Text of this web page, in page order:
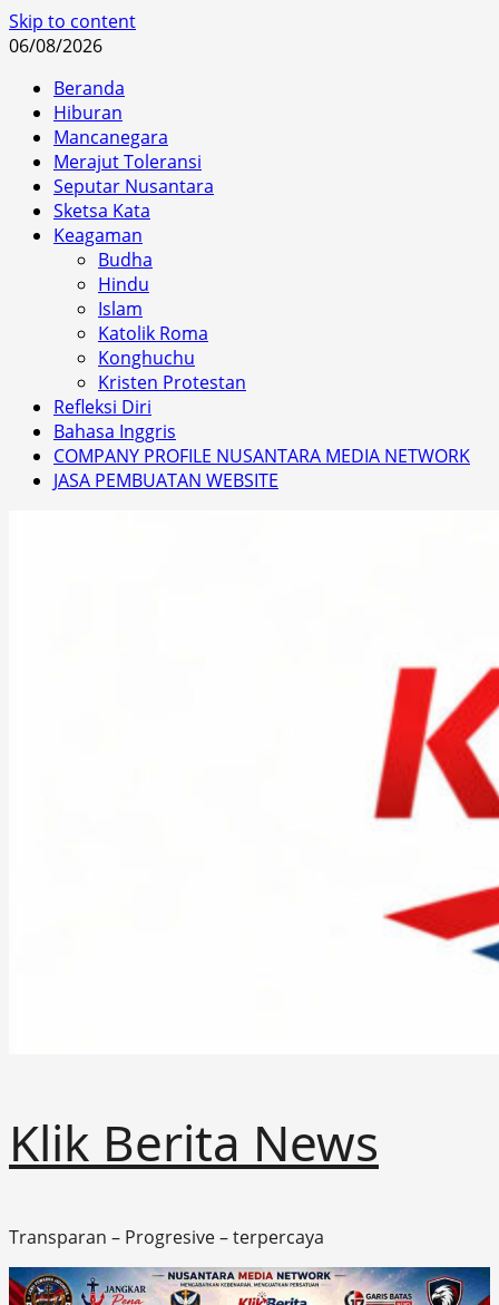
Skip to content
06/08/2026
Beranda
Hiburan
Mancanegara
Merajut Toleransi
Seputar Nusantara
Sketsa Kata
Keagaman
Budha
Hindu
Islam
Katolik Roma
Konghuchu
Kristen Protestan
Refleksi Diri
Bahasa Inggris
COMPANY PROFILE NUSANTARA MEDIA NETWORK
JASA PEMBUATAN WEBSITE
Klik Berita News
Transparan – Progresive – terpercaya